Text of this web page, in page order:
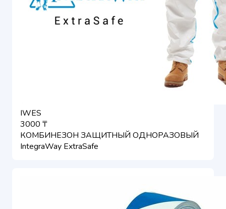
IWES
3000 ₸
КОМБИНЕЗОН ЗАЩИТНЫЙ ОДНОРАЗОВЫЙ
IntegraWay ExtraSafe